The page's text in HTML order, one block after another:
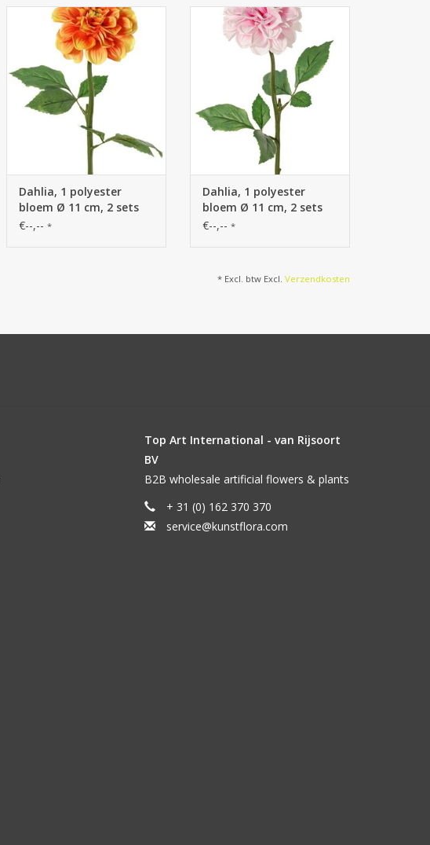
130433OG - Dahlia, 1 polyester
bloem Ø 11 cm, 2 sets blad (6
stuks) 58 cm
Dahlia, 1 polyester
bloem Ø 11 cm, 2 sets
blad (6 stuks) 58 cm
€--,-- *
130433RS - Dahlia, 1 polyester
bloem Ø 11 cm, 2 sets blad (6
stuks) 58 cm
Dahlia, 1 polyester
bloem Ø 11 cm, 2 sets
blad (6 stuks) 58 cm
€--,-- *
* Excl. btw Excl. Verzendkosten
Top Art International - van Rijsoort
BV
B2B wholesale artificial flowers & plants
+ 31 (0) 162 370 370
service@kunstflora.com